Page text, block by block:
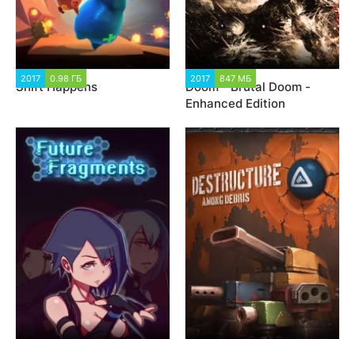
2017 0.98 ГБ
Shift Happens
2017 847 МБ
Doom - Brutal Doom -
Enhanced Edition